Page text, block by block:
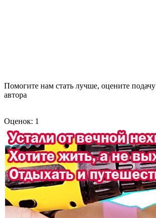
Помогите нам стать лучше, оцените
автора
Оценок: 1